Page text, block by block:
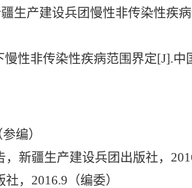
生产建设兵团慢性非传染性疾
性非传染性疾病范围界定[J].中
参编）
新疆生产建设兵团出版社，
， 2016.9 （编委）